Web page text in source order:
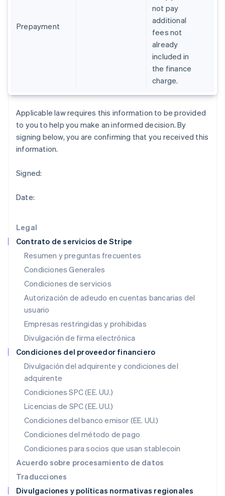
Legal
Contrato de servicios de Stripe
Resumen y preguntas frecuentes
Condiciones Generales
Condiciones de servicios
Autorización de adeudo en cuentas bancarias del
usuario
Empresas restringidas y prohibidas
Divulgación de firma electrónica
Condiciones del proveedor financiero
Divulgación del adquirente y condiciones del
adquirente
Condiciones SPC (EE. UU.)
Licencias de SPC (EE. UU.)
Condiciones del banco emisor (EE. UU.)
Condiciones del método de pago
Condiciones para socios que usan stablecoin
Acuerdo sobre procesamiento de datos
Traducciones
Divulgaciones y políticas normativas regionales
Prepayment
not pay
additional
fees not
already
included in
the finance
charge.
Applicable law requires this information to be provided
to you to help you make an informed decision. By
signing below, you are confirming that you received this
information.
Signed:
Date:
English
Eslovenia
Estonia
Finlandia
EnglishSvenska
Francia
Gibraltar
Grecia
Hungría
English
English
Italia
ItalianoEnglish
Japón
日本語English
Letonia
English
Liechtenstein
DeutschEnglish
Lituania
English
FrançaisDeutschEnglish
Malasia
English简体中文
English
México
Noruega
English
Nueva Zelanda
Países Bajos
NederlandsEnglish